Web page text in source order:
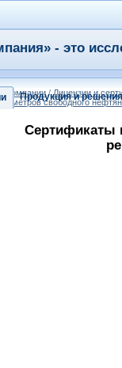
Продукция и решения
- это
О компании/Лицензии и
свободного
Сертификаты